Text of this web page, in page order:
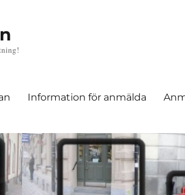
Information för anmälda